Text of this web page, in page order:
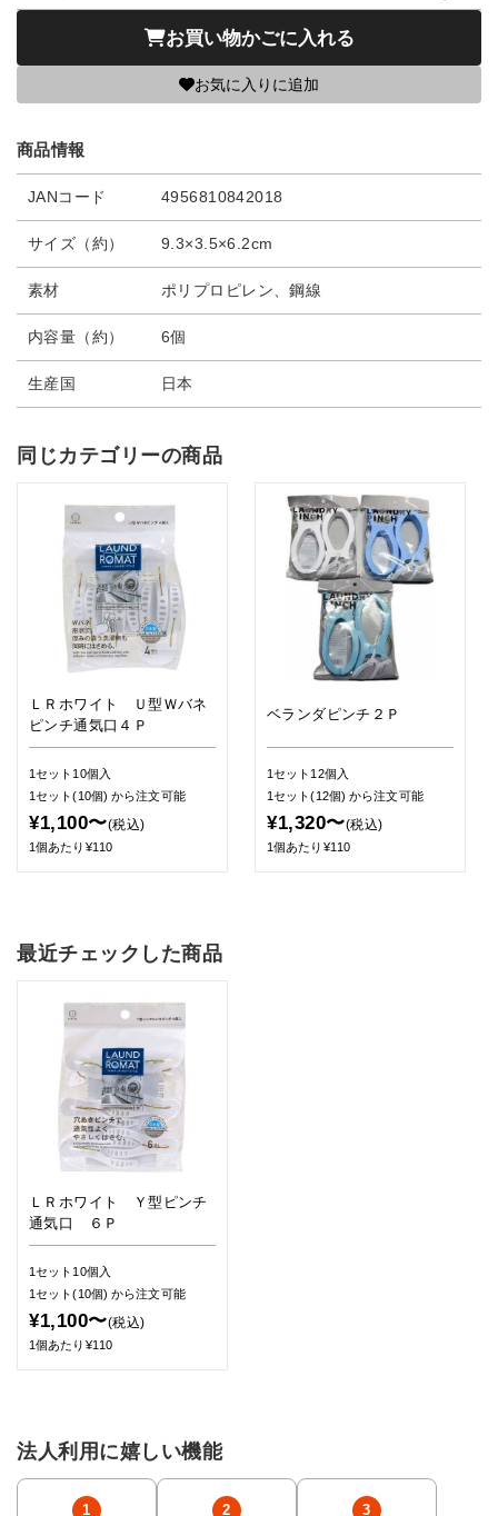
お買い物かごに入れる
お気に入りに追加
商品情報
JANコード 4956810842018
サイズ（約） 9.3×3.5×6.2cm
素材 ポリプロピレン、鋼線
内容量（約） 6個
生産国 日本
同じカテゴリーの商品
ＬＲホワイト Ｕ型Ｗバネ
ピンチ通気口４Ｐ
1セット10個入
1セット(10個)から注文可能
¥1,100〜(税込)
1個あたり¥110
ベランダピンチ２Ｐ
1セット12個入
1セット(12個)から注文可能
¥1,320〜(税込)
1個あたり¥110
最近チェックした商品
ＬＲホワイト Ｙ型ピンチ
通気口 ６Ｐ
1セット10個入
1セット(10個)から注文可能
¥1,100〜(税込)
1個あたり¥110
法人利用に嬉しい機能